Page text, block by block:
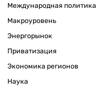
Международная политика
Макроуровень
Энергорынок
Приватизация
Экономика регионов
Наука